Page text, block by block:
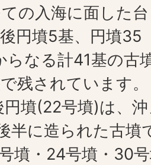
の入海に面した台
円墳5基、円墳35
らなる計41基の古
残されています。
円墳(22号墳)は、
半に造られた古墳
墳・24号墳・30